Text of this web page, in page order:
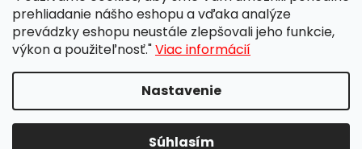
prehliadanie nášho eshopu a vďaka analýze
prevádzky eshopu neustále zlepšovali jeho funkcie,
výkon a použiteľnosť."Viac informácií
Nastavenie
Súhlasím
E-shop: 0948 647 767
Vytvoril Shoptet